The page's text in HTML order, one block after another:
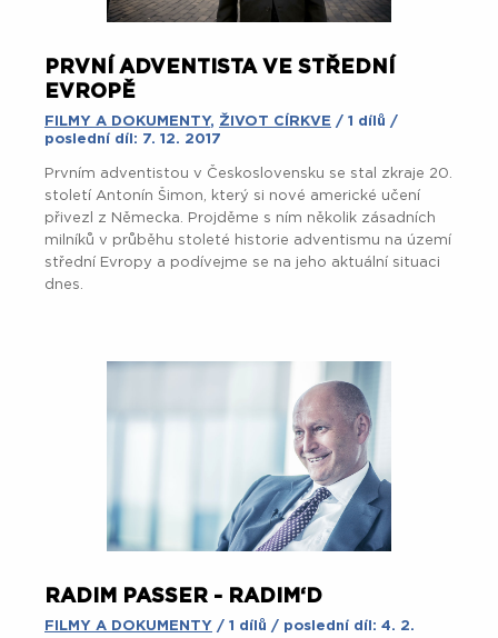
PRVNÍ ADVENTISTA VE STŘEDNÍ
EVROPĚ
FILMY A DOKUMENTY, ŽIVOT CÍRKVE / 1 dílů /
poslední díl: 7. 12. 2017
Prvním adventistou v Československu se stal zkraje 20.
století Antonín Šimon, který si nové americké učení
přivezl z Německa. Projděme s ním několik zásadních
milníků v průběhu stoleté historie adventismu na území
střední Evropy a podívejme se na jeho aktuální situaci
dnes.
RADIM PASSER - RADIM‘D
FILMY A DOKUMENTY / 1 dílů / poslední díl: 4. 2.